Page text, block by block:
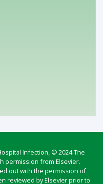
Infection, © 2024 The
permission from Elsevier.
out with the permission of
reviewed by Elsevier prior to